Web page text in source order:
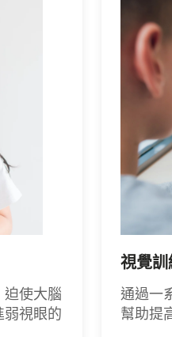
迫使大腦
弱視眼的
視覺訓
通過一
幫助提